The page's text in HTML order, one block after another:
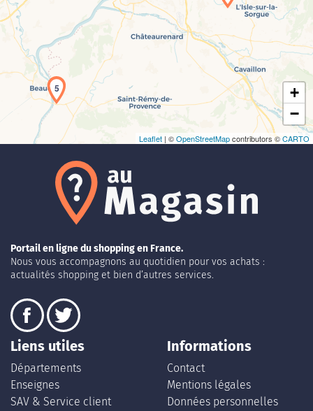
Chargement de la carte en cours...
5
+
−
Leaflet | ©OpenStreetMapcontributors ©CARTO
Portail en ligne du shopping en France.
Nous vous accompagnons au quotidien pour vos achats :
actualités shopping et bien d’autres services.
Liens utiles
Départements
Enseignes
SAV & Service client
Informations
Contact
Mentions légales
Données personnelles